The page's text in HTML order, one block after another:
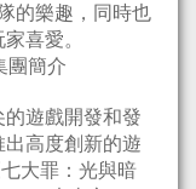
的樂趣，同時也
喜愛。
團簡介
的遊戲開發和發
高度創新的遊
大罪：光與暗